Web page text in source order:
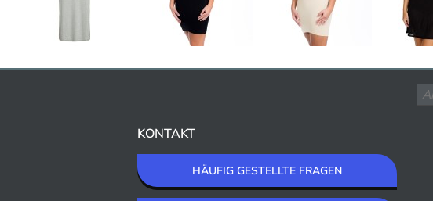
KONTAKT
HÄUFIG GESTELLTE FRAGEN